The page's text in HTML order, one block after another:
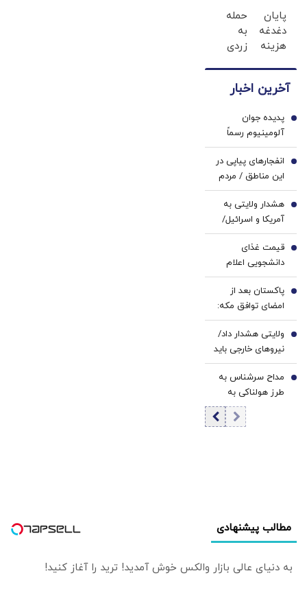
بدون
دارو،
بدون
جراحی!
پی | در
۴ قسط
بدون
پایان
دغدغه
هزینه
پزشکی
سفید
کننده
خانگی
حمله
به
زردی
ژل
کننده
دندان!
خرید40%تخفیف
آخرین اخبار
پدیده جوان
آلومینیوم رسماً
پرسپولیسی شد
1
انفجارهای پیاپی در
این مناطق / مردم
آماده باشند
2
هشدار ولایتی به
آمریکا و اسرائیل/
منطقه را ترک کنید
3
قیمت غذای
دانشجویی اعلام
شد
4
پاکستان بعد از
امضای توافق مکه:
باید در برابر اسرائیل
متحد شویم
5
ولایتی هشدار داد/
نیروهای خارجی باید
منطقه را ترک کنند
6
مداح سرشناس به
طرز هولناکی به
قتل رسید / فیلم
جنایت برای خانواده
7
مطالب پیشنهادی
به دنیای عالی بازار والکس خوش آمدید! ترید را آغاز کنید!